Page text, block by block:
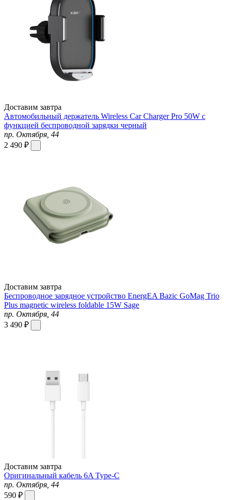
Доставим завтра
Автомобильный держатель Wireless Car Charger Pro 50W с
функцией беспроводной зарядки черный
пр. Октября, 44
2 490 ₽
Доставим завтра
Беспроводное зарядное устройство EnergEA Bazic GoMag Trio
Plus magnetic wireless foldable 15W Sage
пр. Октября, 44
3 490 ₽
Доставим завтра
Оригинальный кабель 6A Type-C
пр. Октября, 44
590 ₽